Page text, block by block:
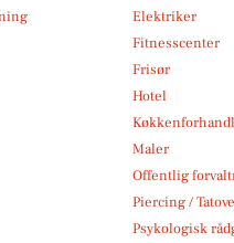
Elektriker
Fitnesscenter
Frisør
Hotel
Maler
Offentlig
Piercing /
Psykologisk